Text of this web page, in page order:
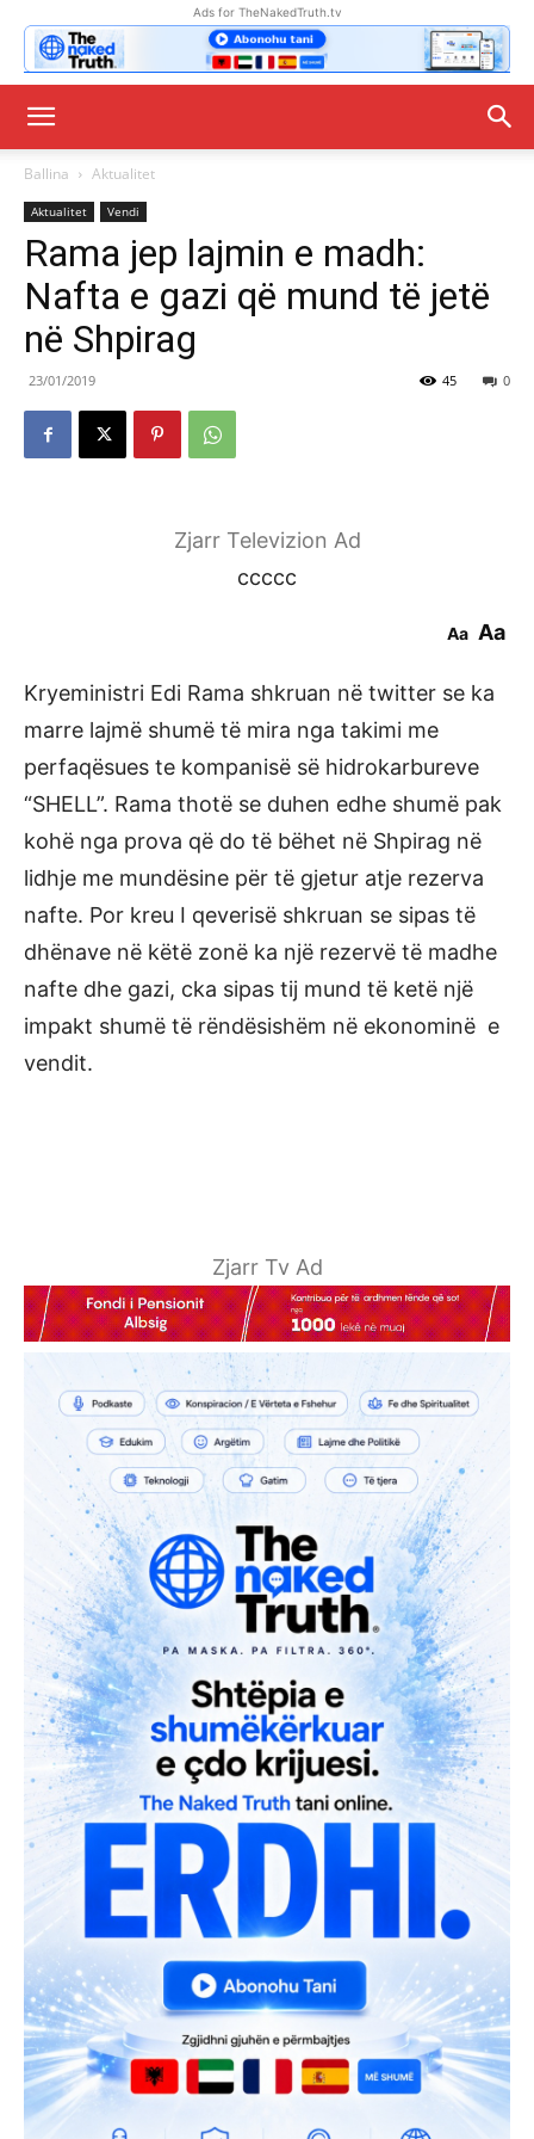
Ads for TheNakedTruth.tv
Ballina Aktualitet
Aktualitet Vendi
Rama jep lajmin e madh:
Nafta e gazi që mund të jetë
në Shpirag
23/01/2019 0
45
Zjarr Televizion Ad
ccccc
Aa Aa
Kryeministri Edi Rama shkruan në twitter se ka
marre lajmë shumë të mira nga takimi me
perfaqësues te kompanisë së hidrokarbureve
“SHELL”. Rama thotë se duhen edhe shumë pak
kohë nga prova që do të bëhet në Shpirag në
lidhje me mundësine për të gjetur atje rezerva
nafte. Por kreu I qeverisë shkruan se sipas të
dhënave në këtë zonë ka një rezervë të madhe
nafte dhe gazi, cka sipas tij mund të ketë një
impakt shumë të rëndësishëm në ekonominë e
vendit.
Zjarr Tv Ad